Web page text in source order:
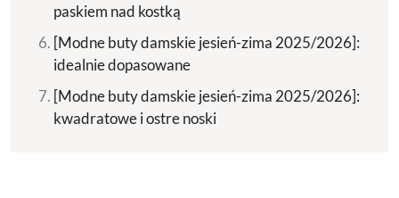
paskiem nad kostką
[Modne buty damskie jesień-zima 2025/2026]:
idealnie dopasowane
[Modne buty damskie jesień-zima 2025/2026]:
kwadratowe i ostre noski